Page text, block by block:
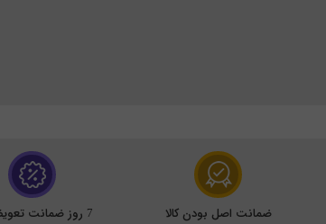
ضمانت اصل بودن کالا 7 روز ضمانت تعویض کالا